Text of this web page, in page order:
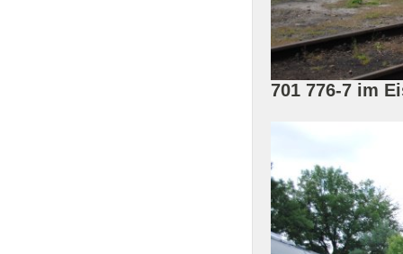
701 776-7 im